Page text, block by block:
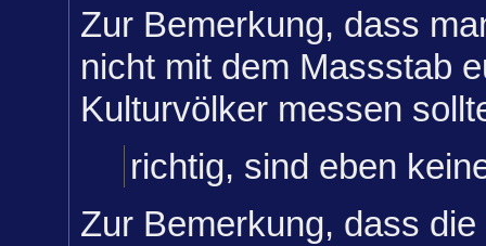
Zur Bemerkung, dass
nicht mit dem Massstab
Kulturvölker messen
richtig, sind eben
Zur Bemerkung, dass